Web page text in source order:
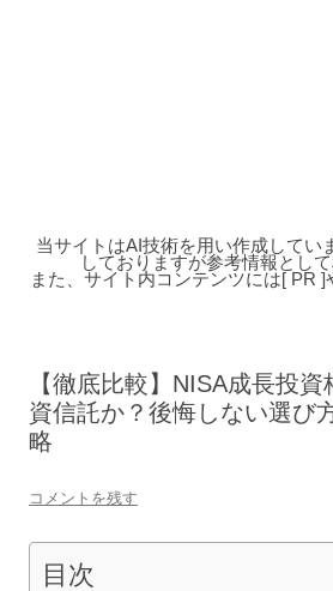
当サイトはAI技術を用い作成してい
しておりますが参考情報として
また、サイト内コンテンツには[ PR ]
【徹底比較】NISA成長投
資信託か？後悔しない選び
略
コメントを残す
目次